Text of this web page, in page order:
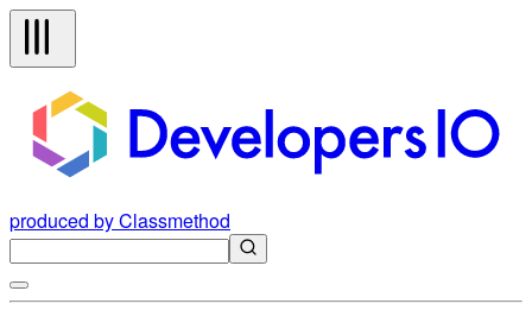
produced by Classmethod